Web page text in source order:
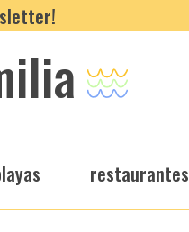
restaurantes